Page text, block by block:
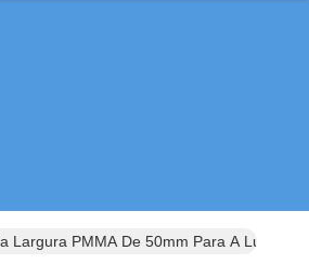
Largura PMMA De 50mm Para A Luz Do